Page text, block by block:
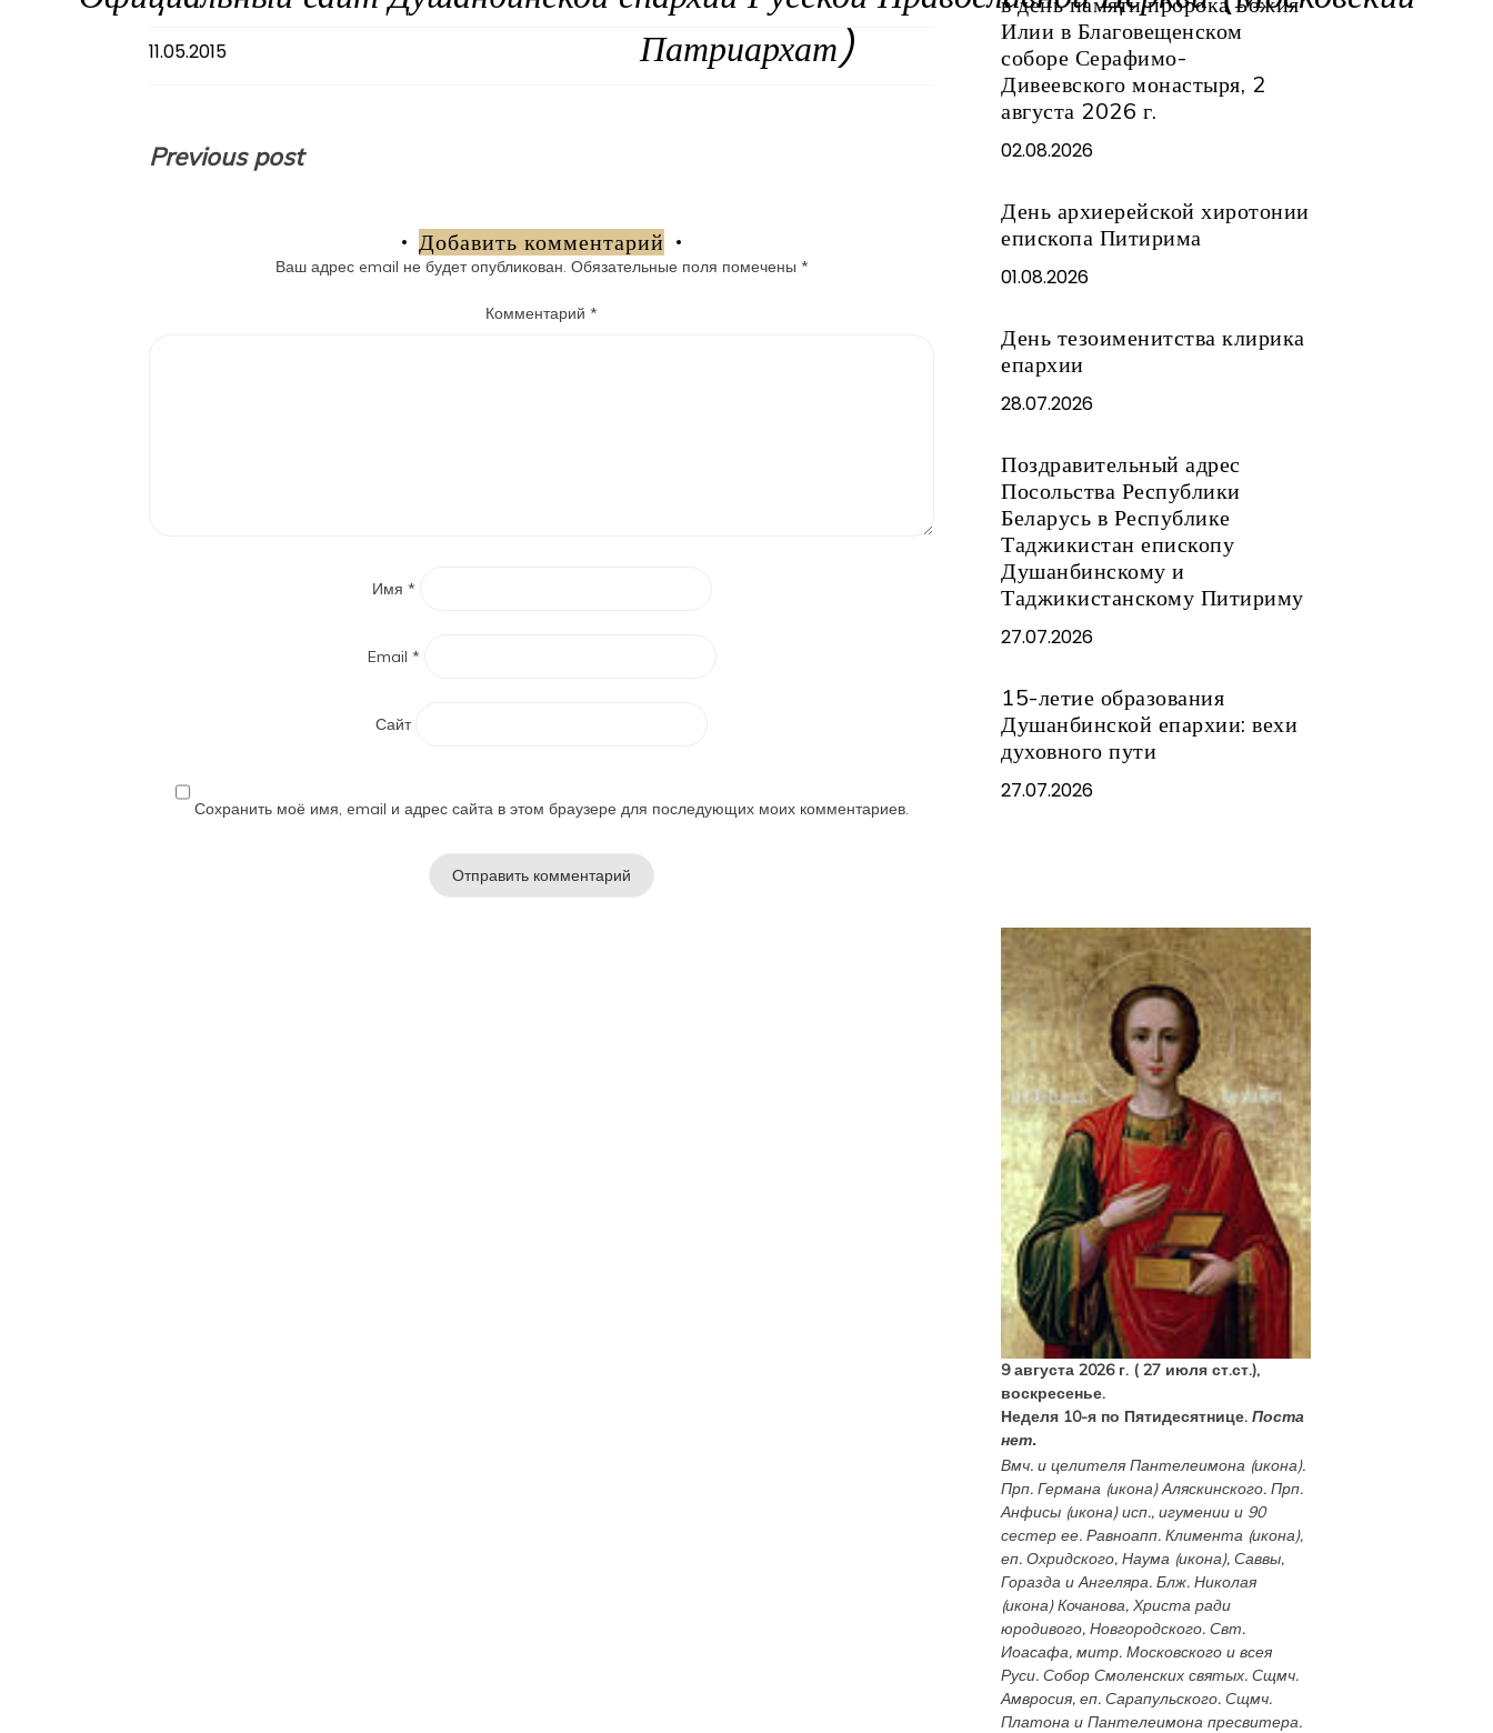
Патриархат)
11.05.2015
Навигация
Previous post
Добавить комментарий
Ваш адрес email не будет опубликован. Обязательные поля помечены *
Комментарий*
Имя *
Email *
Сайт
Сохранить моё имя, email и адрес сайта в этом браузере для последующих моих комментариев.
Илии в Благовещенском
соборе Серафимо-
Дивеевского монастыря, 2
августа 2026 г.
02.08.2026
День архиерейской хиротонии
епископа Питирима
01.08.2026
День тезоименитства клирика
епархии
28.07.2026
Поздравительный адрес
Посольства Республики
Беларусь в Республике
Таджикистан епископу
Душанбинскому и
Таджикистанскому Питириму
27.07.2026
15-летие образования
Душанбинской епархии: вехи
духовного пути
27.07.2026
9 августа 2026 г. ( 27 июля ст.ст.),
воскресенье.
Неделя 10-я по Пятидесятнице.Поста
нет.
Вмч. и целителяПантелеимона (икона).
Прп.Германа (икона) Аляскинского. Прп.
Анфисы (икона) исп., игумении и 90
сестер ее. Равноапп.Климента (икона),
еп. Охридского,Наума (икона),Саввы,
Горазда иАнгеляра. Блж.Николая
(икона) Кочанова, Христа ради
юродивого, Новгородского. Свт.
Иоасафа, митр. Московского и всея
Руси.Собор Смоленских святых. Сщмч.
Амвросия, еп. Сарапульского. Сщмч.
Платона иПантелеимона пресвитера.